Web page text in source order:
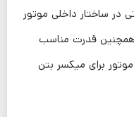
در ساختار داخلی موتور
همچنین قدرت مناسب
موتور برای میکسر بتن